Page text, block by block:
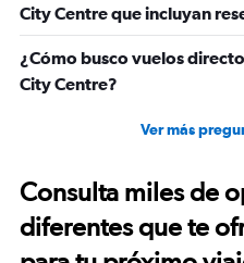
City Centre que incluyan
¿Cómo busco vuelos
City Centre?
Ver más
Consulta miles de
diferentes que te